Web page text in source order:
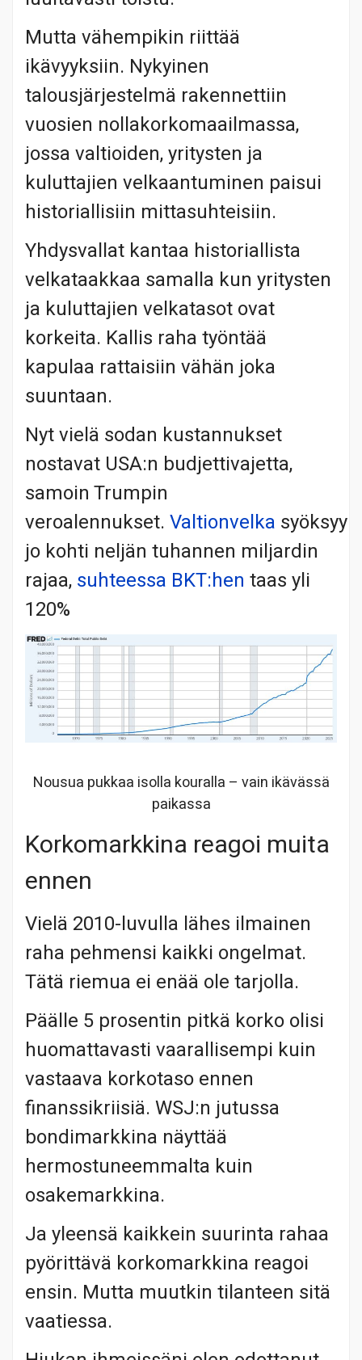
Mutta vähempikin riittää
ikävyyksiin. Nykyinen
talousjärjestelmä rakennettiin
vuosien nollakorkomaailmassa,
jossa valtioiden, yritysten ja
kuluttajien velkaantuminen paisui
historiallisiin mittasuhteisiin.
Yhdysvallat kantaa historiallista
velkataakkaa samalla kun yritysten
ja kuluttajien velkatasot ovat
korkeita. Kallis raha työntää
kapulaa rattaisiin vähän joka
suuntaan.
Nyt vielä sodan kustannukset
nostavat USA:n budjettivajetta,
samoin Trumpin
veroalennukset. Valtionvelka syöksyy
jo kohti neljän tuhannen miljardin
rajaa, suhteessa BKT:hen taas yli
120%
Nousua pukkaa isolla kouralla – vain ikävässä
paikassa
Korkomarkkina reagoi muita
ennen
Vielä 2010-luvulla lähes ilmainen
raha pehmensi kaikki ongelmat.
Tätä riemua ei enää ole tarjolla.
Päälle 5 prosentin pitkä korko olisi
huomattavasti vaarallisempi kuin
vastaava korkotaso ennen
finanssikriisiä. WSJ:n jutussa
bondimarkkina näyttää
hermostuneemmalta kuin
osakemarkkina.
Ja yleensä kaikkein suurinta rahaa
pyörittävä korkomarkkina reagoi
ensin. Mutta muutkin tilanteen sitä
vaatiessa.